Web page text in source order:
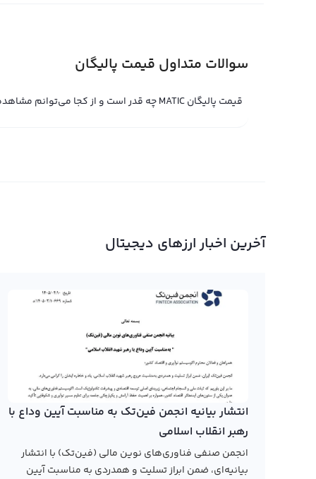
شده و مانند سایر ارزهای دیجیتال دارای کارکرد های
نمودار پالیگان
مختلف نمایشی مثل کندل و نمودار خطی ارائه شده است و
اخیراً با ورود پالیگان به بازار ارزهای دیجیتال، کاربران
پالیگان توانایی انجام تراکنش‌های سریع و پرکاربرد را به
در حال حاضر، تعدادی از صرافی‌های ارز دیجیتال ایرانی،
صرافی‌های ایرانی هنوز به دلیل جدید بودن این ارز، نمودار
تومان و دلار در سال‌های اخیر می‌توانید به وبسایت
پالیگان به تومان و دلار را برای کاربران خود ارائه می‌کند.
سوالات متداول قیمت پالیگان
قیمت پالیگان MATIC چه قدر است و از کجا می‌توانم مشاهده کنم؟
آخرین اخبار ارزهای دیجیتال
انتشار بیانیه انجمن فین‌تک به مناسبت آیین وداع با
رهبر انقلاب اسلامی
انجمن صنفی فناوری‌های نوین مالی (فین‌تک) با انتشار
بیانیه‌ای، ضمن ابراز تسلیت و همدردی به مناسبت آیین